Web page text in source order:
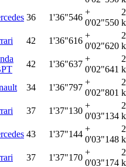
36 1'36"546
+
0'02"550
42 1'36"616
+
0'02"620
42 1'36"637
+
0'02"641
34 1'36"797
+
0'02"801
37 1'37"130
+
0'03"134
43 1'37"144
+
0'03"148
37 1'37"170
+
0'03"174